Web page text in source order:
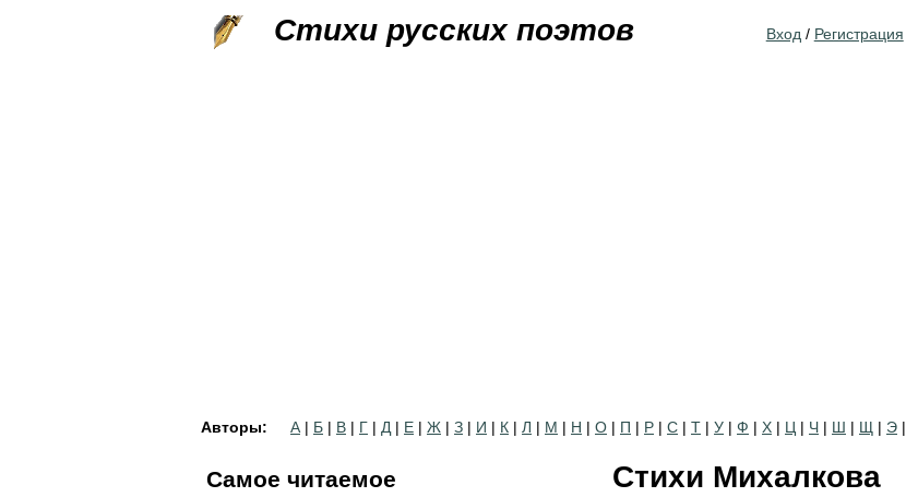
Стихи русских поэтов Вход / Регистрация
Авторы: А | Б | В | Г | Д | Е | Ж | З | И | К | Л | М | Н | О | П | Р | С | Т | У | Ф | Х | Ц | Ч | Ш | Щ | Э |
Стихи Михалкова
Самое читаемое